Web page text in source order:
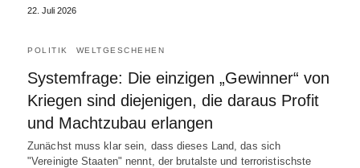
22. Juli 2026
POLITIK WELTGESCHEHEN
Systemfrage: Die einzigen „Gewinner“ von
Kriegen sind diejenigen, die daraus Profit
und Machtzubau erlangen
Zunächst muss klar sein, dass dieses Land, das sich
"Vereinigte Staaten" nennt, der brutalste und terroristischste